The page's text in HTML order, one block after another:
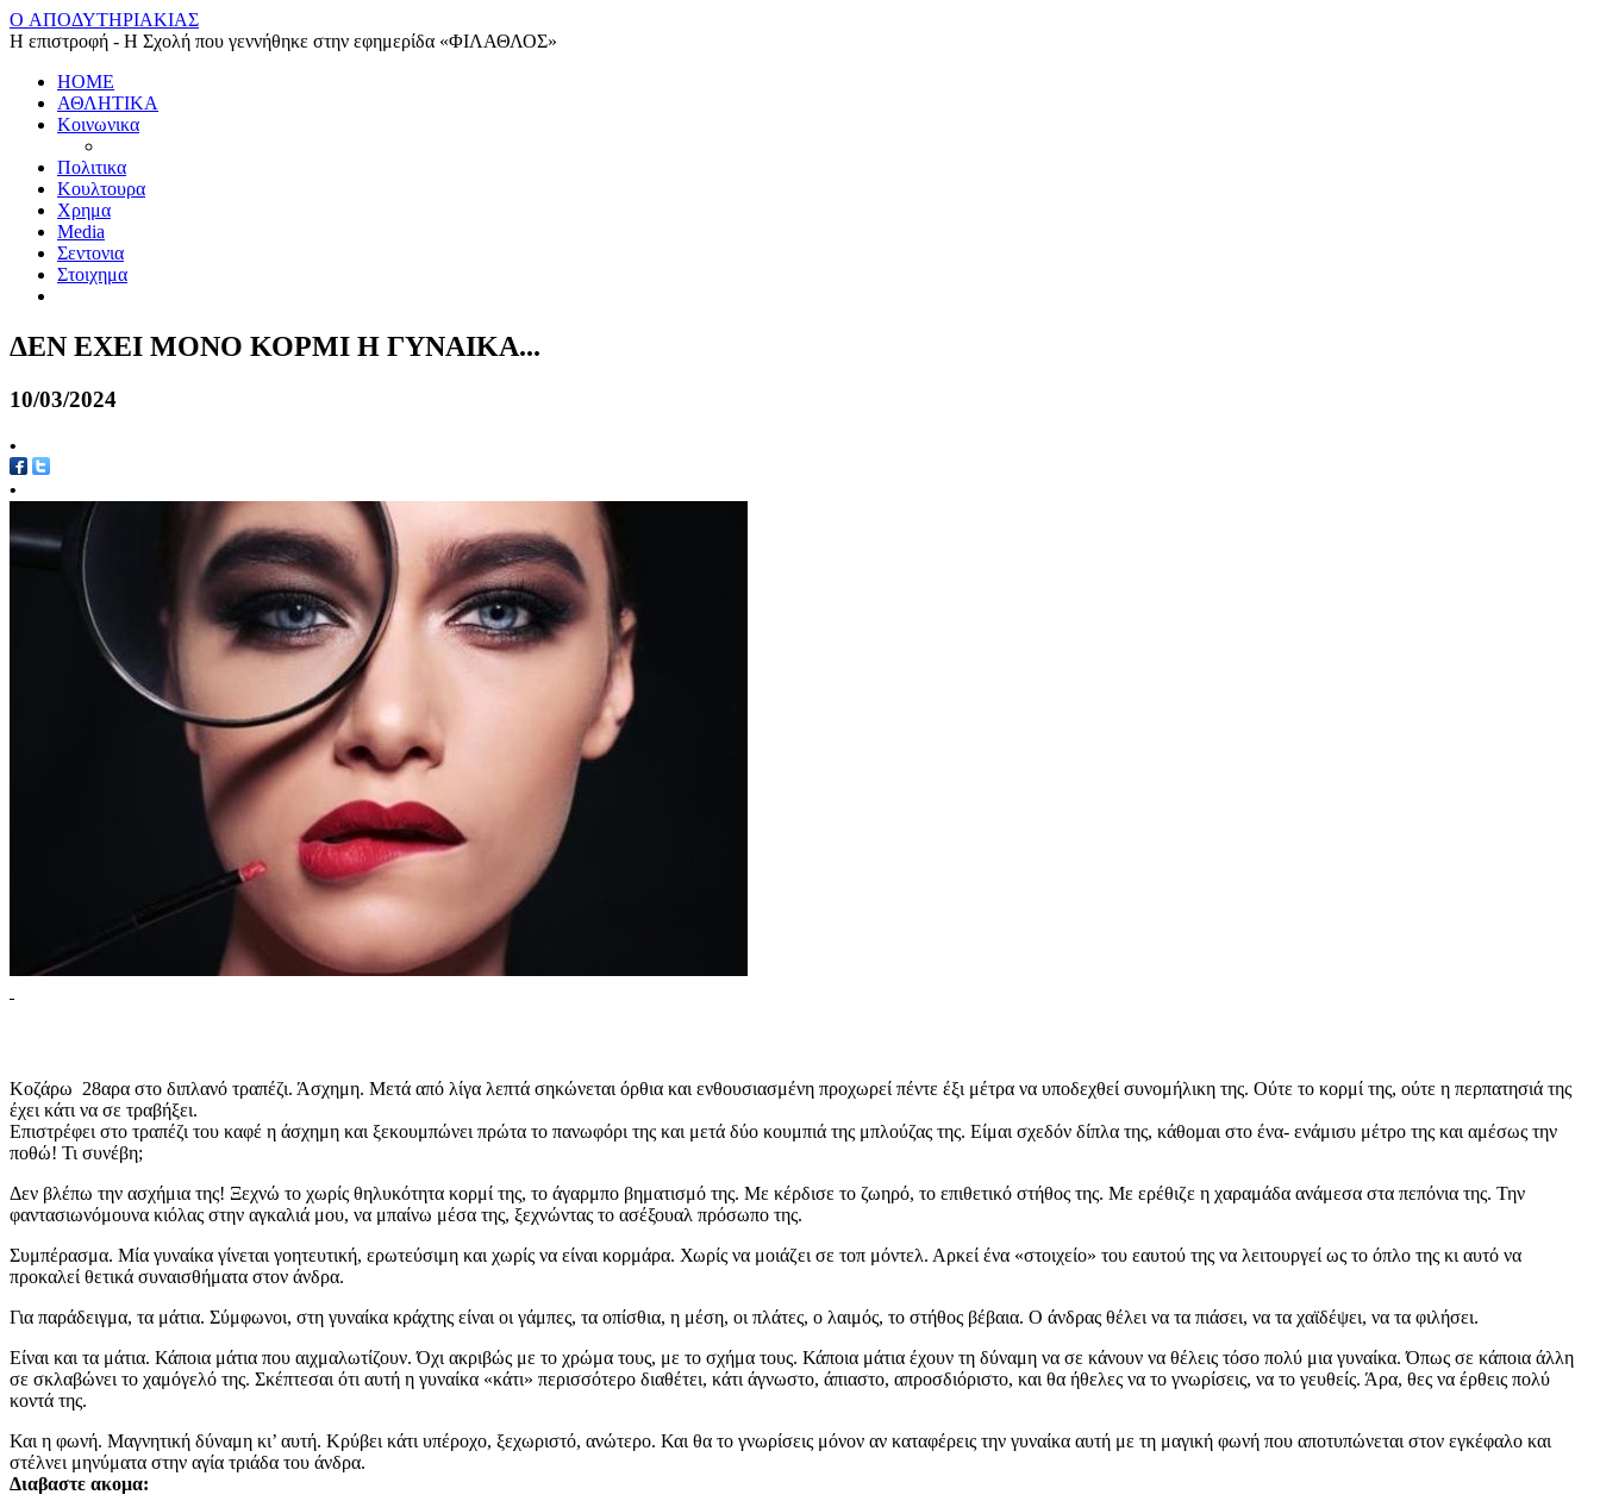
O ΑΠΟΔΥΤΗΡΙΑΚΙΑΣ
Η επιστροφή - Η Σχολή που γεννήθηκε στην εφημερίδα «ΦΙΛΑΘΛΟΣ»
HOME
ΑΘΛΗΤΙΚΑ
Κοινωνικα
Πολιτικα
Κουλτουρα
Χρημα
Media
Σεντονια
Στοιχημα
ΔΕΝ ΕΧΕΙ ΜΟΝΟ ΚΟΡΜΙ Η ΓΥΝΑΙΚΑ...
10/03/2024
•
•
Κοζάρω 28αρα στο διπλανό τραπέζι. Άσχημη. Μετά από λίγα λεπτά σηκώνεται όρθια και ενθουσιασμένη προχωρεί πέντε έξι μέτρα να υποδεχθεί συνομήλικη της. Ούτε το κορμί της, ούτε η περπατησιά της
έχει κάτι να σε τραβήξει.
Επιστρέφει στο τραπέζι του καφέ η άσχημη και ξεκουμπώνει πρώτα το πανωφόρι της και μετά δύο κουμπιά της μπλούζας της. Είμαι σχεδόν δίπλα της, κάθομαι στο ένα- ενάμισυ μέτρο της και αμέσως την
ποθώ! Τι συνέβη;
Δεν βλέπω την ασχήμια της! Ξεχνώ το χωρίς θηλυκότητα κορμί της, το άγαρμπο βηματισμό της. Με κέρδισε το ζωηρό, το επιθετικό στήθος της. Με ερέθιζε η χαραμάδα ανάμεσα στα πεπόνια της. Την
φαντασιωνόμουνα κιόλας στην αγκαλιά μου, να μπαίνω μέσα της, ξεχνώντας το ασέξουαλ πρόσωπο της.
Συμπέρασμα. Μία γυναίκα γίνεται γοητευτική, ερωτεύσιμη και χωρίς να είναι κορμάρα. Χωρίς να μοιάζει σε τοπ μόντελ. Αρκεί ένα «στοιχείο» του εαυτού της να λειτουργεί ως το όπλο της κι αυτό να
προκαλεί θετικά συναισθήματα στον άνδρα.
Για παράδειγμα, τα μάτια. Σύμφωνοι, στη γυναίκα κράχτης είναι οι γάμπες, τα οπίσθια, η μέση, οι πλάτες, ο λαιμός, το στήθος βέβαια. Ο άνδρας θέλει να τα πιάσει, να τα χαϊδέψει, να τα φιλήσει.
Είναι και τα μάτια. Κάποια μάτια που αιχμαλωτίζουν. Όχι ακριβώς με το χρώμα τους, με το σχήμα τους. Κάποια μάτια έχουν τη δύναμη να σε κάνουν να θέλεις τόσο πολύ μια γυναίκα. Όπως σε κάποια άλλη
σε σκλαβώνει το χαμόγελό της. Σκέπτεσαι ότι αυτή η γυναίκα «κάτι» περισσότερο διαθέτει, κάτι άγνωστο, άπιαστο, απροσδιόριστο, και θα ήθελες να το γνωρίσεις, να το γευθείς. Άρα, θες να έρθεις πολύ
κοντά της.
Και η φωνή. Μαγνητική δύναμη κι’ αυτή. Κρύβει κάτι υπέροχο, ξεχωριστό, ανώτερο. Και θα το γνωρίσεις μόνον αν καταφέρεις την γυναίκα αυτή με τη μαγική φωνή που αποτυπώνεται στον εγκέφαλο και
στέλνει μηνύματα στην αγία τριάδα του άνδρα.
Διαβαστε ακομα: